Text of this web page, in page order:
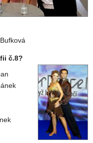
č.8?